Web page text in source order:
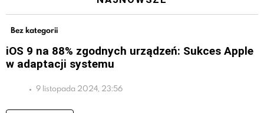
Bez kategorii
iOS 9 na 88% zgodnych urządzeń: Sukces Apple
w adaptacji systemu
9 listopada 2024, 23:56